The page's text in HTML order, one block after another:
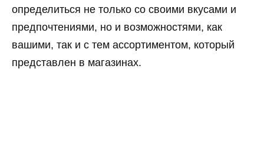
определиться не только со своими вкусами и
предпочтениями, но и возможностями, как
вашими, так и с тем ассортиментом, который
представлен в магазинах.